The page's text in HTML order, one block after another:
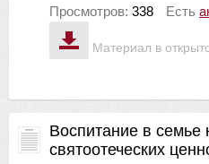
Материал в
Просмотров: 338 Есть
Воспитание в семье
святоотеческих